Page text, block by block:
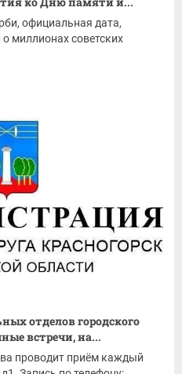
официальная дата,
миллионах советских
отделов городского
встречи, на...
проводит приём каждый